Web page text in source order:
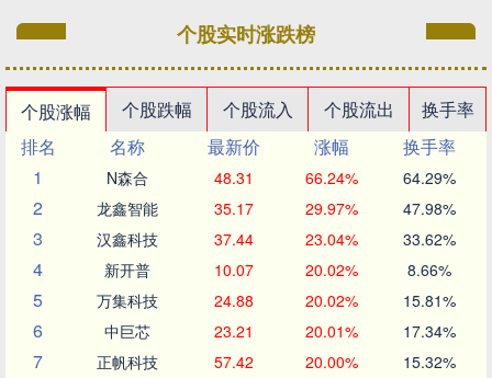
个股实时涨跌榜
个股涨幅 个股跌幅 个股流入 个股流出
换手率
排名
名称 最新价 涨幅
换手率
1
N森合 48.31 66.24% 64.29%
2 龙鑫智能 35.17 29.97% 47.98%
3 汉鑫科技 37.44 23.04% 33.62%
4 新开普 10.07 20.02% 8.66%
5 万集科技 24.88 20.02% 15.81%
6 中巨芯 23.21 20.01% 17.34%
7 正帆科技 57.42 20.00% 15.32%